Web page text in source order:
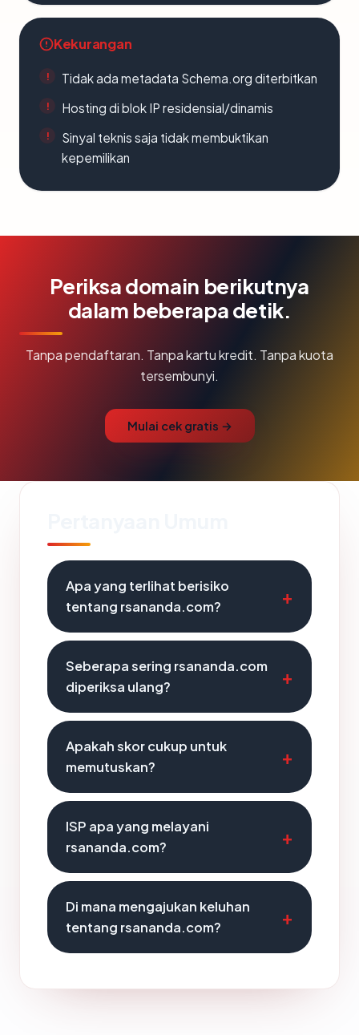
Kekurangan
Tidak ada metadata Schema.org diterbitkan
Hosting di blok IP residensial/dinamis
Sinyal teknis saja tidak membuktikan
kepemilikan
Periksa domain berikutnya
dalam beberapa detik.
Tanpa pendaftaran. Tanpa kartu kredit. Tanpa kuota
tersembunyi.
Mulai cek gratis →
Apa yang terlihat berisiko
tentang rsananda.com?
Seberapa sering rsananda.com
diperiksa ulang?
Apakah skor cukup untuk
memutuskan?
ISP apa yang melayani
rsananda.com?
Di mana mengajukan keluhan
tentang rsananda.com?